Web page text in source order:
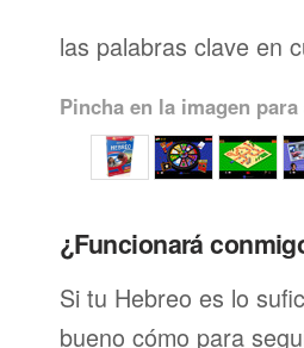
las palabras clave en
Pincha en la imagen
¿Funcionará
Si tu Hebreo es lo
bueno cómo para